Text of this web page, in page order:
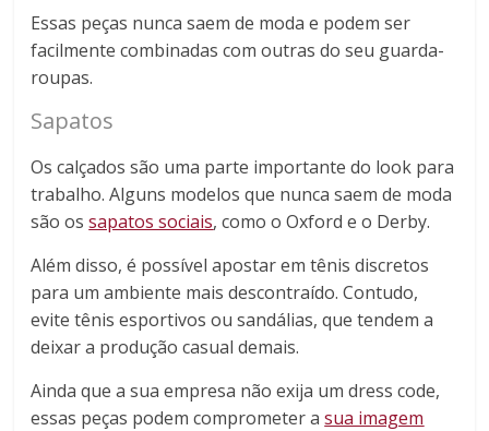
Essas peças nunca saem de moda e podem ser
facilmente combinadas com outras do seu guarda-
roupas.
Sapatos
Os calçados são uma parte importante do look para
trabalho. Alguns modelos que nunca saem de moda
são ossapatos sociais, como o Oxford e o Derby.
Além disso, é possível apostar em tênis discretos
para um ambiente mais descontraído. Contudo,
evite tênis esportivos ou sandálias, que tendem a
deixar a produção casual demais.
Ainda que a sua empresa não exija um dress code,
essas peças podem comprometer asua imagem